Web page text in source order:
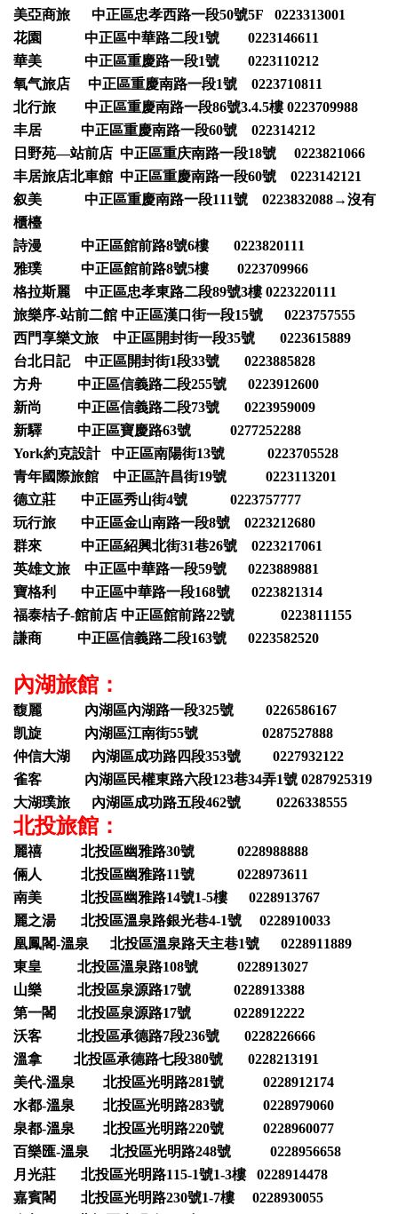
美亞商旅 中正區忠孝西路一段50號5F 0223313001
花園 中正區中華路二段1號 0223146611
華美 中正區重慶路一段1號 0223110212
氧气旅店 中正區重慶南路一段1號 0223710811
北行旅 中正區重慶南路一段86號3.4.5樓 0223709988
丰居 中正區重慶南路一段60號 022314212
日野苑—站前店 中正區重庆南路一段18號 0223821066
丰居旅店北車館 中正區重慶南路一段60號 0223142121
叙美 中正區重慶南路一段111號 0223832088→沒有
櫃檯
詩漫 中正區館前路8號6樓 0223820111
雅璞 中正區館前路8號5樓 0223709966
格拉斯麗 中正區忠孝東路二段89號3樓 0223220111
旅樂序-站前二館 中正區漢口街一段15號 0223757555
西門享樂文旅 中正區開封街一段35號 0223615889
台北日記 中正區開封街1段33號 0223885828
方舟 中正區信義路二段255號 0223912600
新尚 中正區信義路二段73號 0223959009
新驛 中正區寶慶路63號 0277252288
York約克設計 中正區南陽街13號 0223705528
青年國際旅館 中正區許昌街19號 0223113201
德立莊 中正區秀山街4號 0223757777
玩行旅 中正區金山南路一段8號 0223212680
群來 中正區紹興北街31巷26號 0223217061
英雄文旅 中正區中華路一段59號 0223889881
寶格利 中正區中華路一段168號 0223821314
福泰桔子-館前店 中正區館前路22號 0223811155
謙商 中正區信義路二段163號 0223582520
內湖旅館：
馥麗 內湖區內湖路一段325號 0226586167
凯旋 內湖區江南街55號 0287527888
仲信大湖 內湖區成功路四段353號 0227932122
雀客 內湖區民權東路六段123巷34弄1號 0287925319
大湖璞旅 內湖區成功路五段462號 0226338555
北投旅館：
麗禧 北投區幽雅路30號 0228988888
倆人 北投區幽雅路11號 0228973611
南美 北投區幽雅路14號1-5樓 0228913767
麗之湯 北投區溫泉路銀光巷4-1號 0228910033
凰鳳閣-溫泉 北投區溫泉路天主巷1號 0228911889
東皇 北投區溫泉路108號 0228913027
山樂 北投區泉源路17號 0228913388
第一閣 北投區泉源路17號 0228912222
沃客 北投區承德路7段236號 0228226666
溫拿 北投區承德路七段380號 0228213191
美代-溫泉 北投區光明路281號 0228912174
水都-溫泉 北投區光明路283號 0228979060
泉都-溫泉 北投區光明路220號 0228960077
百樂匯-溫泉 北投區光明路248號 0228956658
月光莊 北投區光明路115-1號1-3樓 0228914478
嘉賓閣 北投區光明路230號1-7樓 0228930055